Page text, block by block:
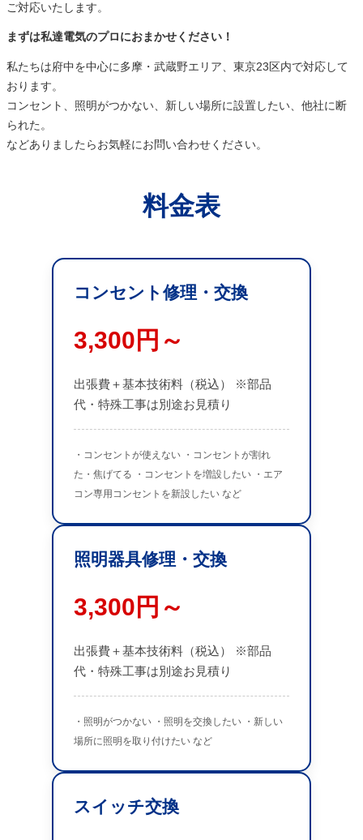
ご対応いたします。
まずは私達電気のプロにおまかせください！
私たちは府中を中心に多摩・武蔵野エリア、東京23区内で対応して
おります。
コンセント、照明がつかない、新しい場所に設置したい、他社に断
られた。
などありましたらお気軽にお問い合わせください。
料金表
コンセント修理・交換
3,300円～
出張費＋基本技術料（税込） ※部品
代・特殊工事は別途お見積り
・コンセントが使えない ・コンセントが割れ
た・焦げてる ・コンセントを増設したい ・エア
コン専用コンセントを新設したい など
照明器具修理・交換
3,300円～
出張費＋基本技術料（税込） ※部品
代・特殊工事は別途お見積り
・照明がつかない ・照明を交換したい ・新しい
場所に照明を取り付けたい など
スイッチ交換